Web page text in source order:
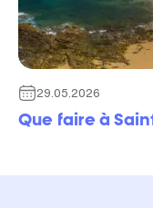
29.05.2026